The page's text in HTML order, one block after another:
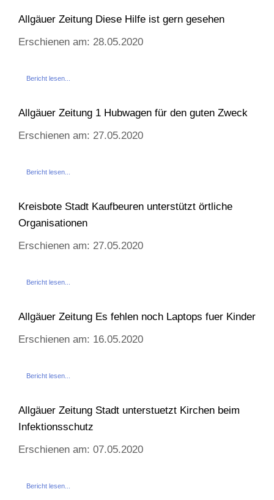
Allgäuer Zeitung Diese Hilfe ist gern gesehen
Erschienen am: 28.05.2020
Bericht lesen...
Allgäuer Zeitung 1 Hubwagen für den guten Zweck
Erschienen am: 27.05.2020
Bericht lesen...
Kreisbote Stadt Kaufbeuren unterstützt örtliche
Organisationen
Erschienen am: 27.05.2020
Bericht lesen...
Allgäuer Zeitung Es fehlen noch Laptops fuer Kinder
Erschienen am: 16.05.2020
Bericht lesen...
Allgäuer Zeitung Stadt unterstuetzt Kirchen beim
Infektionsschutz
Erschienen am: 07.05.2020
Bericht lesen...